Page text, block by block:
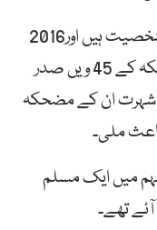
ڈونلڈ ٹرمپ امریکہ کی ایک کاروباری شخصیت ہیں اور2016
کے امریکی صدارتی انتخابات میں امریکہ کے 45 ویں صدر
شہرت ان کے مضحکہ
ملی۔
مہم میں ایک مسلم
تھے۔